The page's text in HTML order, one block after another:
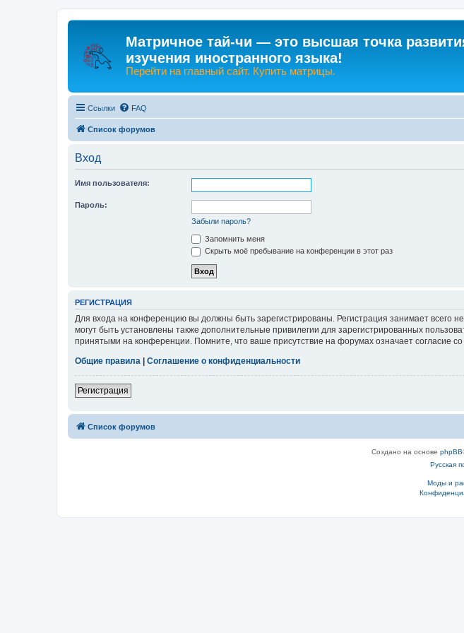
Матричное тай-чи — это высшая точка
изучения иностранного языка!
Перейти на главный сайт. Купить матрицы.
Ссылки FAQ
Список форумов
Вход
Имя пользователя:
Пароль:
Забыли пароль?
Запомнить меня
Скрыть моё пребывание на конференции в этот раз
РЕГИСТРАЦИЯ
Для входа на конференцию вы должны быть зарегистрированы. Регистрация занимает всего
могут быть установлены также дополнительные привилегии для зарегистрированных
принятыми на конференции. Помните, что ваше присутствие на форумах означает согласие
Общие правила
Соглашение о конфиденциальности
Регистрация
Список форумов
Создано на основе phpBB
Русская
Моды и